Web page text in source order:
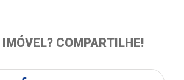
IMÓVEL? COMPARTILHE!